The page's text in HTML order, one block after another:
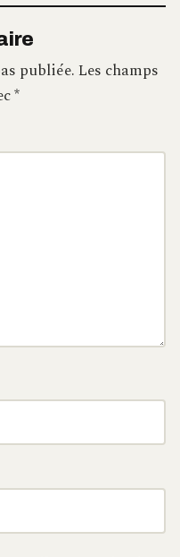
publiée.Les champs
*